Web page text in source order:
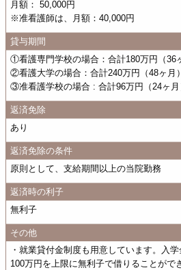
月額： 50,000円
※准看護師は、月額：40,000円
貸与期間
①看護専門学校の場合：合計180万円（36
②看護大学の場合：合計240万円（48ヶ月）
③准看護学校の場合 : 合計96万円（24ヶ月
返済免除
あり
返済免除の条件
原則として、支給期間以上の当院勤務
返済時の利子
無利子
その他
・就業貸付金制度も用意しています。入
100万円を上限に無利子で借りることがで